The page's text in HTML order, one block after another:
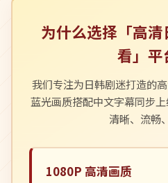
为什么选择「高
看」平
我们专注为日韩剧迷打造的
蓝光画质搭配中文字幕同步
清晰、流畅
1080P 高清画质